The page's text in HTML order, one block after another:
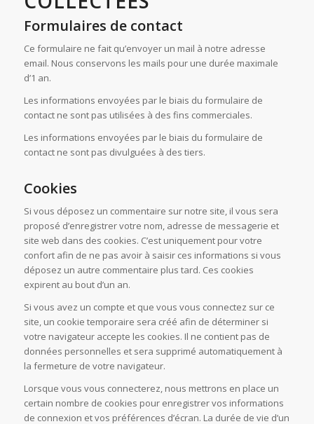
Formulaires de contact
Ce formulaire ne fait qu’envoyer un mail à notre adresse
email. Nous conservons les mails pour une durée maximale
d’1 an.
Les informations envoyées par le biais du formulaire de
contact ne sont pas utilisées à des fins commerciales.
Les informations envoyées par le biais du formulaire de
contact ne sont pas divulguées à des tiers.
Cookies
Si vous déposez un commentaire sur notre site, il vous sera
proposé d’enregistrer votre nom, adresse de messagerie et
site web dans des cookies. C’est uniquement pour votre
confort afin de ne pas avoir à saisir ces informations si vous
déposez un autre commentaire plus tard. Ces cookies
expirent au bout d’un an.
Si vous avez un compte et que vous vous connectez sur ce
site, un cookie temporaire sera créé afin de déterminer si
votre navigateur accepte les cookies. Il ne contient pas de
données personnelles et sera supprimé automatiquement à
la fermeture de votre navigateur.
Lorsque vous vous connecterez, nous mettrons en place un
certain nombre de cookies pour enregistrer vos informations
de connexion et vos préférences d’écran. La durée de vie d’un